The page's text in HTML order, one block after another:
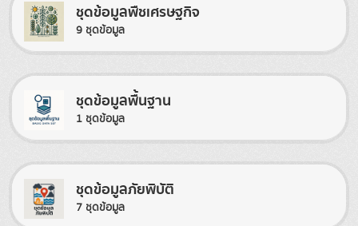
ชุดข้อมูลพืชเศรษฐกิจ
9 ชุดข้อมูล
ชุดข้อมูลพื้นฐาน
1 ชุดข้อมูล
ชุดข้อมูลภัยพิบัติ
7 ชุดข้อมูล